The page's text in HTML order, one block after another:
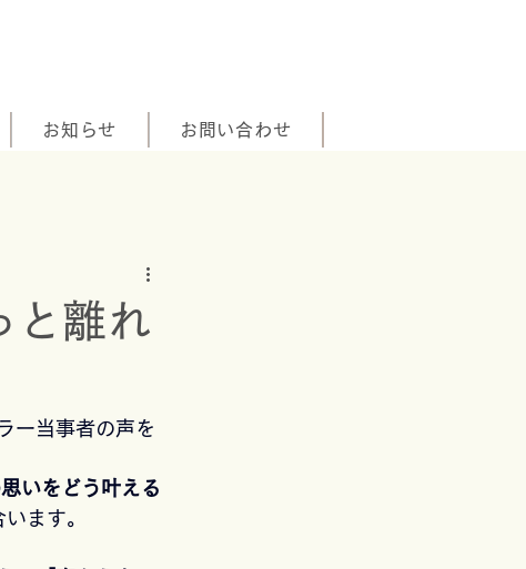
お知らせ お問い合わせ
と離れ
ー当事者の声を
いをどう叶える
ます。